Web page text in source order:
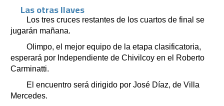
Las otras llaves
Los tres cruces restantes de los cuartos de final se
jugarán mañana.
Olimpo, el mejor equipo de la etapa clasificatoria,
esperará por Independiente de Chivilcoy en el Roberto
Carminatti.
El encuentro será dirigido por José Díaz, de Villa
Mercedes.